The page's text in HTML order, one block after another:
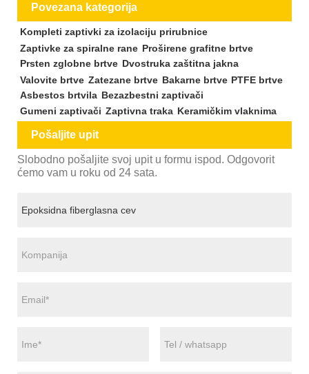
Povezana kategorija
Kompleti zaptivki za izolaciju prirubnice
Zaptivke za spiralne rane Proširene grafitne brtve
Prsten zglobne brtve Dvostruka zaštitna jakna
Valovite brtve Zatezane brtve Bakarne brtve PTFE brtve
Asbestos brtvila Bezazbestni zaptivači
Gumeni zaptivači Zaptivna traka Keramičkim vlaknima
Pošaljite upit
Slobodno pošaljite svoj upit u formu ispod. Odgovorit
ćemo vam u roku od 24 sata.